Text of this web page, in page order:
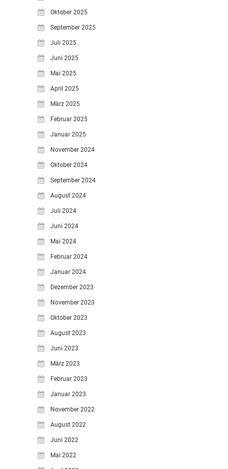
Oktober 2025
September 2025
Juli 2025
Juni 2025
Mai 2025
April 2025
März 2025
Februar 2025
Januar 2025
November 2024
Oktober 2024
September 2024
August 2024
Juli 2024
Juni 2024
Mai 2024
Februar 2024
Januar 2024
Dezember 2023
November 2023
Oktober 2023
August 2023
Juni 2023
März 2023
Februar 2023
Januar 2023
November 2022
August 2022
Juni 2022
Mai 2022